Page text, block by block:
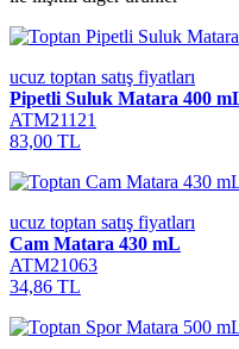
ucuz toptan satış fiyatları
Pipetli Suluk Matara 400
ATM21121
83,00 TL
ucuz toptan satış fiyatları
Cam Matara 430 mL
ATM21063
34,86 TL